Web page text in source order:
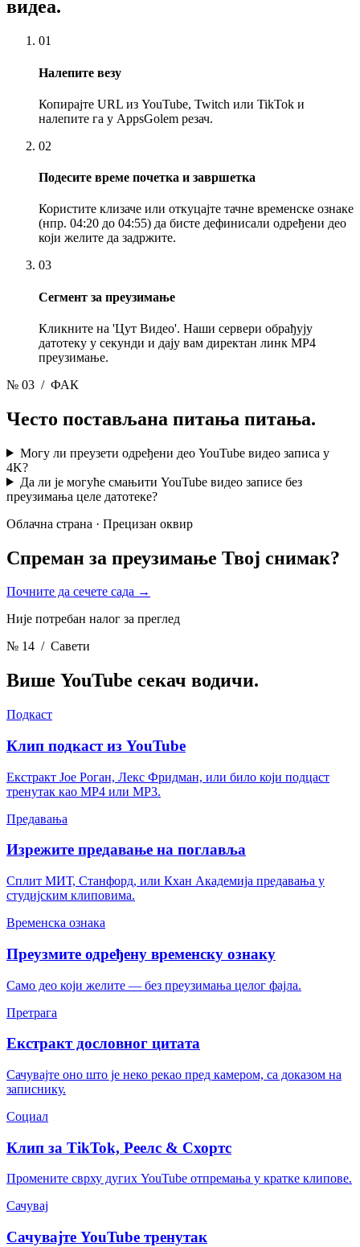
видеа.
01
Налепите везу
Копирајте URL из YouTube, Twitch или TikTok и
налепите га у AppsGolem резач.
02
Подесите време почетка и завршетка
Користите клизаче или откуцајте тачне временске ознаке
(нпр. 04:20 до 04:55) да бисте дефинисали одређени део
који желите да задржите.
03
Сегмент за преузимање
Кликните на 'Цут Видео'. Наши сервери обрађују
датотеку у секунди и дају вам директан линк MP4
преузимање.
№ 03 / ФАК
Често постављана питања питања.
Могу ли преузети одређени део YouTube видео записа у
4K?
Да ли је могуће смањити YouTube видео записе без
преузимања целе датотеке?
Облачна страна · Прецизан оквир
Спреман за преузимање Твој снимак?
Почните да сечете сада →
Није потребан налог за преглед
№ 14 / Савети
Више YouTube секач водичи.
Подкаст
Клип подкаст из YouTube
Екстракт Јое Роган, Лекс Фридман, или било који подцаст
тренутак као MP4 или MP3.
Предавања
Изрежите предавање на поглавља
Сплит МИТ, Станфорд, или Кхан Академија предавања у
студијским клиповима.
Временска ознака
Преузмите одређену временску ознаку
Само део који желите — без преузимања целог фајла.
Претрага
Екстракт дословног цитата
Сачувајте оно што је неко рекао пред камером, са доказом на
записнику.
Социал
Клип за TikTok, Реелс & Схортс
Промените сврху дугих YouTube отпремања у кратке клипове.
Сачувај
Сачувајте YouTube тренутак